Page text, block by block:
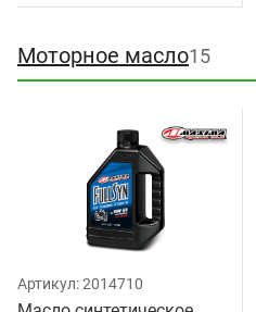
Моторное масло15
Артикул:2014710